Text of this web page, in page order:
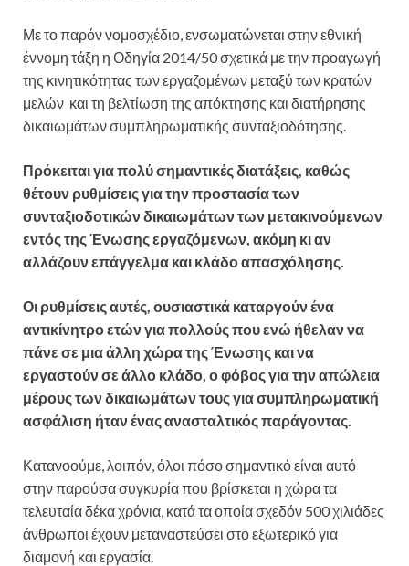
Με το παρόν νομοσχέδιο, ενσωματώνεται στην εθνική
έννομη τάξη η Οδηγία 2014/50 σχετικά με την προαγωγή
της κινητικότητας των εργαζομένων μεταξύ των κρατών
μελών και τη βελτίωση της απόκτησης και διατήρησης
δικαιωμάτων συμπληρωματικής συνταξιοδότησης.
Πρόκειται για πολύ σημαντικές διατάξεις, καθώς
θέτουν ρυθμίσεις για την προστασία των
συνταξιοδοτικών δικαιωμάτων των μετακινούμενων
εντός της Ένωσης εργαζόμενων, ακόμη κι αν
αλλάζουν επάγγελμα και κλάδο απασχόλησης.
Οι ρυθμίσεις αυτές, ουσιαστικά καταργούν ένα
αντικίνητρο ετών για πολλούς που ενώ ήθελαν να
πάνε σε μια άλλη χώρα της Ένωσης και να
εργαστούν σε άλλο κλάδο, ο φόβος για την απώλεια
μέρους των δικαιωμάτων τους για συμπληρωματική
ασφάλιση ήταν ένας ανασταλτικός παράγοντας.
Κατανοούμε, λοιπόν, όλοι πόσο σημαντικό είναι αυτό
στην παρούσα συγκυρία που βρίσκεται η χώρα τα
τελευταία δέκα χρόνια, κατά τα οποία σχεδόν 500 χιλιάδες
άνθρωποι έχουν μεταναστεύσει στο εξωτερικό για
διαμονή και εργασία.